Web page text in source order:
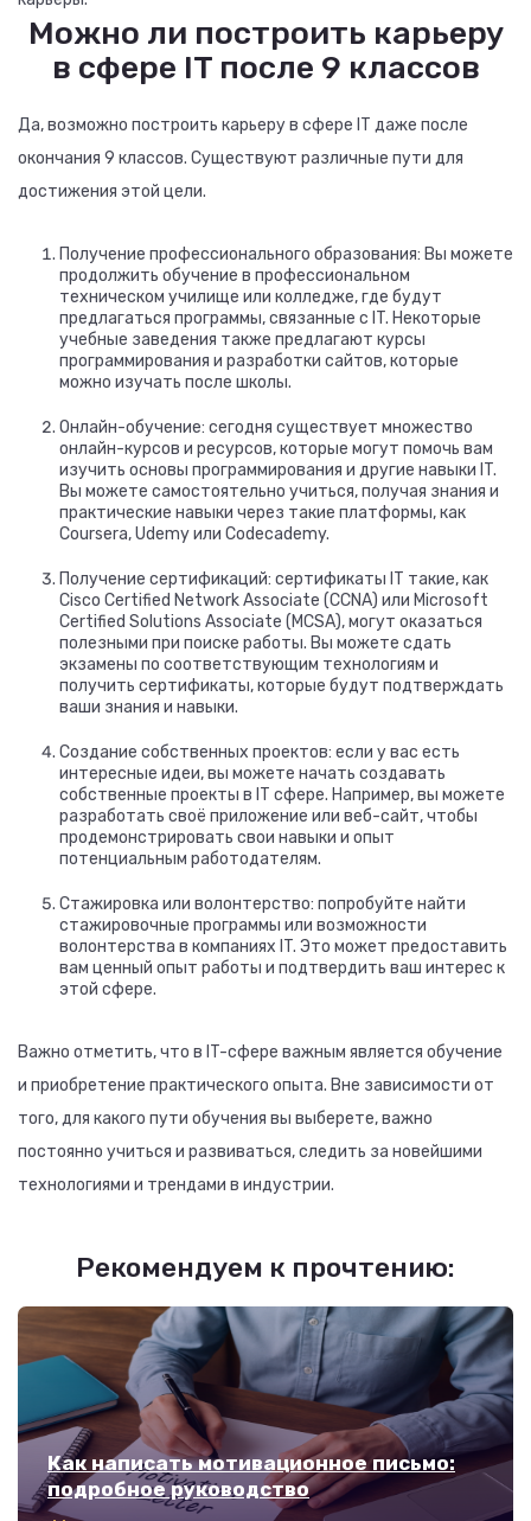
Можно ли построить карьеру
в сфере IT после 9 классов
Да, возможно построить карьеру в сфере IT даже после
окончания 9 классов. Существуют различные пути для
достижения этой цели.
Получение профессионального образования: Вы можете
продолжить обучение в профессиональном
техническом училище или колледже, где будут
предлагаться программы, связанные с IT. Некоторые
учебные заведения также предлагают курсы
программирования и разработки сайтов, которые
можно изучать после школы.
Онлайн-обучение: сегодня существует множество
онлайн-курсов и ресурсов, которые могут помочь вам
изучить основы программирования и другие навыки IT.
Вы можете самостоятельно учиться, получая знания и
практические навыки через такие платформы, как
Coursera, Udemy или Codecademy.
Получение сертификаций: сертификаты IT такие, как
Cisco Certified Network Associate (CCNA) или Microsoft
Certified Solutions Associate (MCSA), могут оказаться
полезными при поиске работы. Вы можете сдать
экзамены по соответствующим технологиям и
получить сертификаты, которые будут подтверждать
ваши знания и навыки.
Создание собственных проектов: если у вас есть
интересные идеи, вы можете начать создавать
собственные проекты в IT сфере. Например, вы можете
разработать своё приложение или веб-сайт, чтобы
продемонстрировать свои навыки и опыт
потенциальным работодателям.
Стажировка или волонтерство: попробуйте найти
стажировочные программы или возможности
волонтерства в компаниях IT. Это может предоставить
вам ценный опыт работы и подтвердить ваш интерес к
этой сфере.
Важно отметить, что в IT-сфере важным является обучение
и приобретение практического опыта. Вне зависимости от
того, для какого пути обучения вы выберете, важно
постоянно учиться и развиваться, следить за новейшими
технологиями и трендами в индустрии.
Рекомендуем к прочтению:
Как написать мотивационное письмо:
подробное руководство